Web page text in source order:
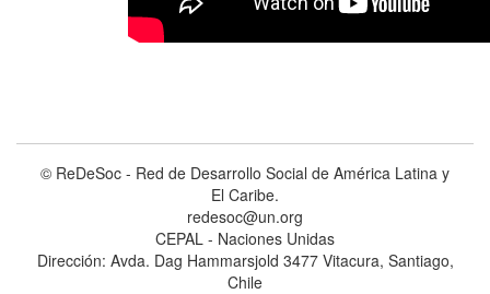
© ReDeSoc - Red de Desarrollo Social de América Latina y
El Caribe.
redesoc@un.org
CEPAL - Naciones Unidas
Dirección: Avda. Dag Hammarsjold 3477 Vitacura, Santiago,
Chile